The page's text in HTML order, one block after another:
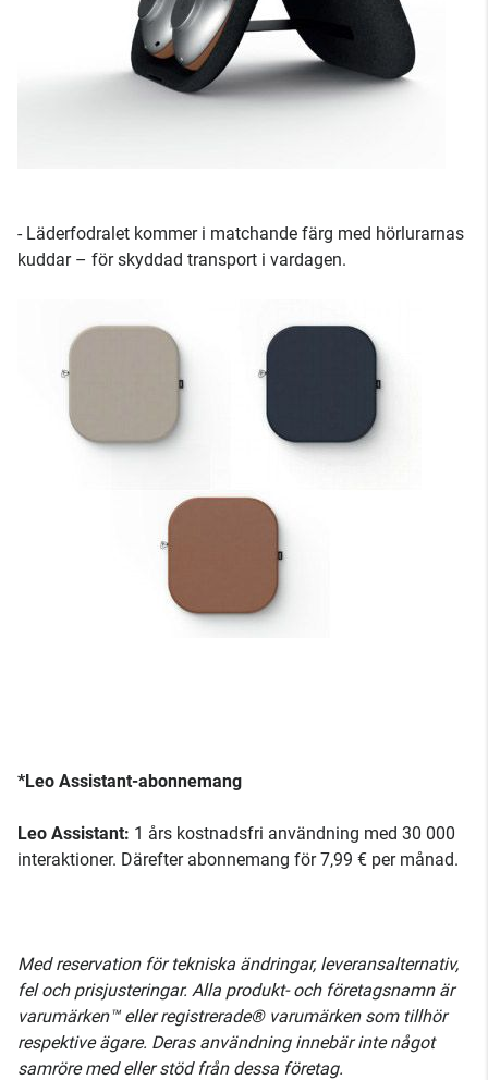
- Läderfodralet kommer i matchande färg med hörlurarnas
kuddar – för skyddad transport i vardagen.
*Leo Assistant-abonnemang
Leo Assistant: 1 års kostnadsfri användning med 30 000
interaktioner. Därefter abonnemang för 7,99 € per månad.
Med reservation för tekniska ändringar, leveransalternativ,
fel och prisjusteringar. Alla produkt- och företagsnamn är
varumärken™ eller registrerade® varumärken som tillhör
respektive ägare. Deras användning innebär inte något
samröre med eller stöd från dessa företag.